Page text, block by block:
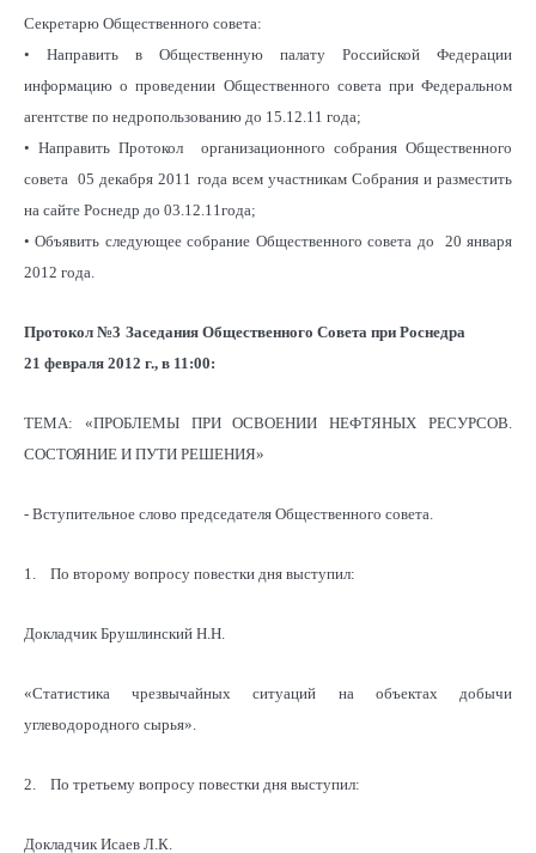
Секретарю Общественного совета:
• Направить в Общественную палату Российской Федерации
информацию о проведении Общественного совета при Федеральном
агентстве по недропользованию до 15.12.11 года;
• Направить Протокол организационного собрания Общественного
совета 05 декабря 2011 года всем участникам Собрания и разместить
на сайте Роснедр до 03.12.11года;
• Объявить следующее собрание Общественного совета до 20 января
2012 года.
Протокол №3 Заседания Общественного Совета при Роснедра
21 февраля 2012 г., в 11:00:
ТЕМА: «ПРОБЛЕМЫ ПРИ ОСВОЕНИИ НЕФТЯНЫХ РЕСУРСОВ.
СОСТОЯНИЕ И ПУТИ РЕШЕНИЯ»
- Вступительное слово председателя Общественного совета.
1. По второму вопросу повестки дня выступил:
Докладчик Брушлинский Н.Н.
«Статистика чрезвычайных ситуаций на объектах добычи
углеводородного сырья».
2. По третьему вопросу повестки дня выступил:
Докладчик Исаев Л.К.